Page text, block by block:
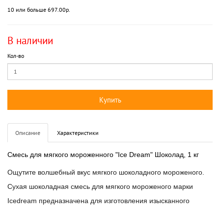
10 или больше 697.00р.
В наличии
Кол-во
Купить
Описание Характеристики
Смесь для мягкого мороженного "Ice Dream" Шоколад, 1 кг
Ощутите волшебный вкус мягкого шоколадного мороженого.
Сухая шоколадная смесь для мягкого мороженого марки
Icedream предназначена для изготовления изысканного